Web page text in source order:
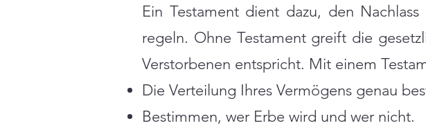
Ein Testament dient dazu, den
regeln. Ohne Testament greift die
Verstorbenen entspricht. Mit einem
Die Verteilung Ihres Vermögens genau
Bestimmen, wer Erbe wird und wer nicht.